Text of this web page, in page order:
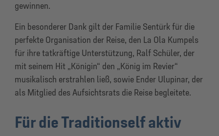
gewinnen.
Ein besonderer Dank gilt der Familie Sentürk für die
perfekte Organisation der Reise, den La Ola Kumpels
für ihre tatkräftige Unterstützung, Ralf Schüler, der
mit seinem Hit „Königin“ den „König im Revier“
musikalisch erstrahlen ließ, sowie Ender Ulupinar, der
als Mitglied des Aufsichtsrats die Reise begleitete.
Für die Traditionself aktiv